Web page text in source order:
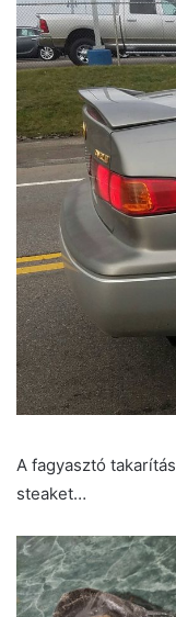
A fagyasztó
steaket…